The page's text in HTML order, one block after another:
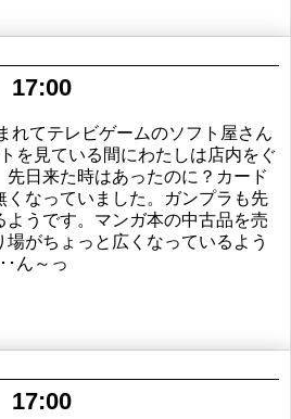
17:00
れてテレビゲームのソフト屋さん
を見ている間にわたしは店内をぐ
日来た時はあったのに？カード
なっていました。ガンプラも先
うです。マンガ本の中古品を売
がちょっと広くなっているよう
･ん～っ
17:00